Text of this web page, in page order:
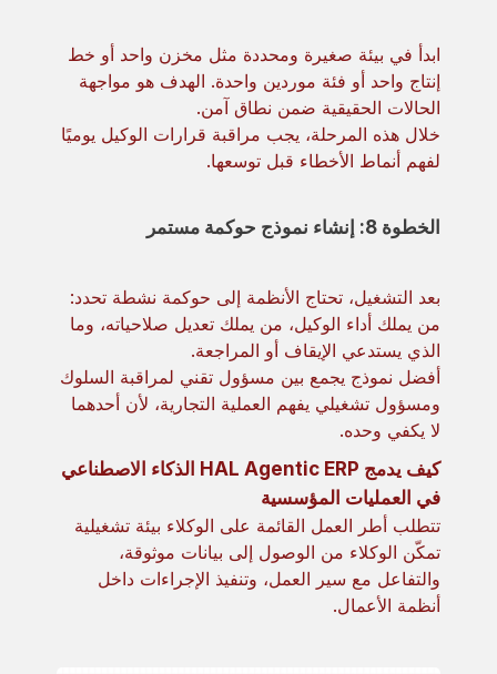
ابدأ في بيئة صغيرة ومحددة مثل مخزن واحد أو خط
إنتاج واحد أو فئة موردين واحدة. الهدف هو مواجهة
الحالات الحقيقية ضمن نطاق آمن.
خلال هذه المرحلة، يجب مراقبة قرارات الوكيل يوميًا
لفهم أنماط الأخطاء قبل توسعها.
الخطوة 8: إنشاء نموذج حوكمة مستمر
بعد التشغيل، تحتاج الأنظمة إلى حوكمة نشطة تحدد:
من يملك أداء الوكيل، من يملك تعديل صلاحياته، وما
الذي يستدعي الإيقاف أو المراجعة.
أفضل نموذج يجمع بين مسؤول تقني لمراقبة السلوك
ومسؤول تشغيلي يفهم العملية التجارية، لأن أحدهما
لا يكفي وحده.
كيف يدمج HAL Agentic ERP الذكاء الاصطناعي
في العمليات المؤسسية
تتطلب أطر العمل القائمة على الوكلاء بيئة تشغيلية
تمكّن الوكلاء من الوصول إلى بيانات موثوقة،
والتفاعل مع سير العمل، وتنفيذ الإجراءات داخل
أنظمة الأعمال.